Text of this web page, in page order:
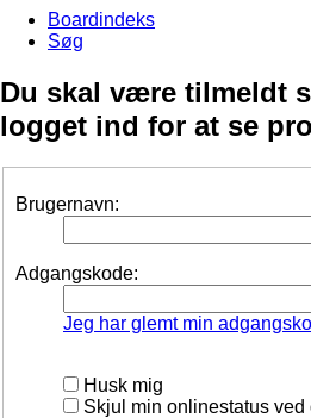
Boardindeks
Søg
Du skal være tilmeldt
logget ind for at se
Brugernavn:
Adgangskode:
Jeg har glemt min
Husk mig
Skjul min onlinestatus ved